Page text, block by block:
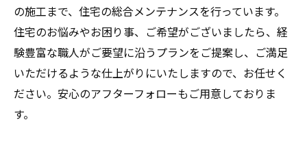
の施工まで、住宅の総合メンテナンスを行っています。
住宅のお悩みやお困り事、ご希望がございましたら、経
験豊富な職人がご要望に沿うプランをご提案し、ご満足
いただけるような仕上がりにいたしますので、お任せく
ださい。安心のアフターフォローもご用意しておりま
す。